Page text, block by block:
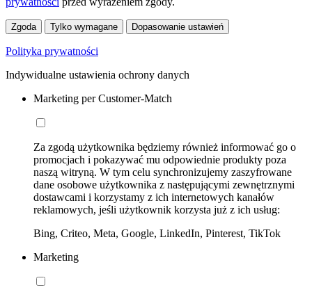
Zgoda Tylko wymagane Dopasowanie ustawień
Polityka prywatności
Indywidualne ustawienia ochrony danych
Marketing per Customer-Match
Za zgodą użytkownika będziemy również informować go o
promocjach i pokazywać mu odpowiednie produkty poza
naszą witryną. W tym celu synchronizujemy zaszyfrowane
dane osobowe użytkownika z następującymi zewnętrznymi
dostawcami i korzystamy z ich internetowych kanałów
reklamowych, jeśli użytkownik korzysta już z ich usług:
Bing, Criteo, Meta, Google, LinkedIn, Pinterest, TikTok
Marketing